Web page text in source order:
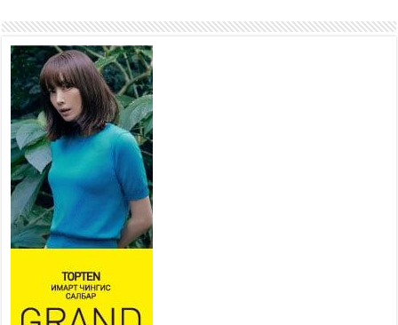
боломжтой-Хүүхэд хөгжүүлэх
төв” байгуулах төсөлд төр,
хувийн хэвшлийн түншлэлийн хүрээнд хамтран
ажиллахыг урьж байна
2026 оны 7 сар 22 / 9 цаг 28 минут
Б.Пүрэвдагва: “Урт цагаан”-ыг
залуучууд чөлөөт цагаа
өнгөрүүлдэг, жуулчид зорьж
ирдэг цэг болгоно
2026 оны 7 сар 21 / 16 цаг 47 минут
Тусгай замын автобус /BRT/ төслийн удирдах
хорооны ээлжит хуралдаан боллоо
Ерөнхий сайд Н.Учрал БНХАУ-аас Монгол Улсад
суугаа Элчин сайд Шэнь Миньжюанийг хүлээн
авч уулзав